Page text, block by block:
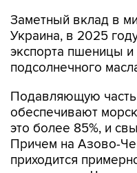
Заметный вклад в
Украина, в 2025
экспорта пшеницы
подсолнечного
Подавляющую часть
обеспечивают
это более 85%, и
Причем на Азово-
приходится